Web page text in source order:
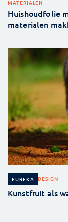
MATERIALEN
Huishoudfolie
materialen
EUREKA DESIGN
Kunstfruit als